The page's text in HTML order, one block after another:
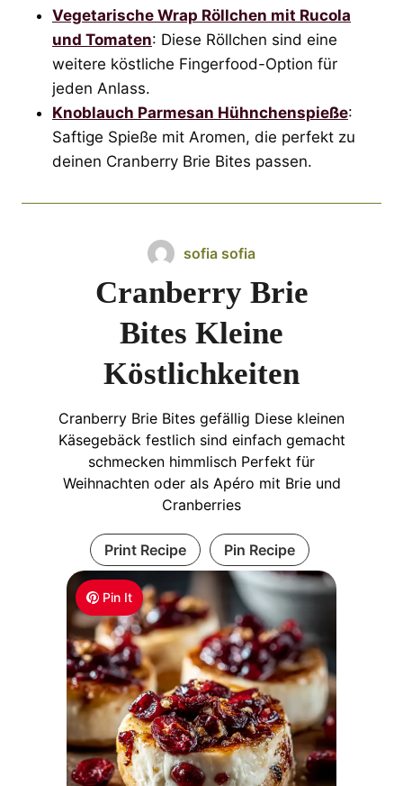
Vegetarische Wrap Röllchen mit Rucola
und Tomaten: Diese Röllchen sind eine
weitere köstliche Fingerfood-Option für
jeden Anlass.
Knoblauch Parmesan Hühnchenspieße:
Saftige Spieße mit Aromen, die perfekt zu
deinen Cranberry Brie Bites passen.
Pin It
sofia sofia
Cranberry Brie
Bites Kleine
Köstlichkeiten
Cranberry Brie Bites gefällig Diese kleinen
Käsegebäck festlich sind einfach gemacht
schmecken himmlisch Perfekt für
Weihnachten oder als Apéro mit Brie und
Cranberries
Print Recipe Pin Recipe